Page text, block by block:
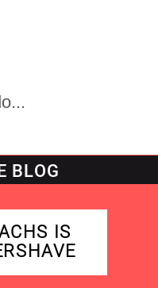
BLOG
IS